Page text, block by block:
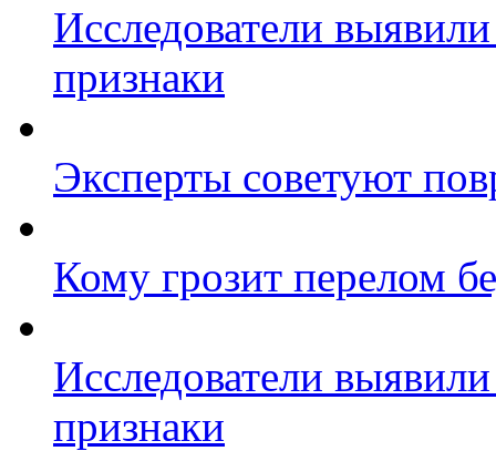
Исследователи
признаки
Эксперты советуют
Кому грозит перелом
Исследователи
признаки